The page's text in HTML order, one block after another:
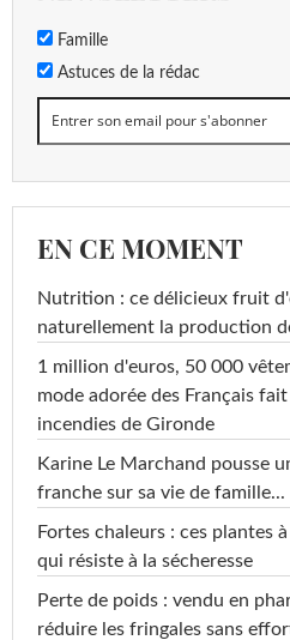
Famille
Astuces de la rédac
EN CE MOMENT
Nutrition : ce délicieux fruit
naturellement la production
1 million d'euros, 50 000
mode adorée des Français
incendies de Gironde
Karine Le Marchand pousse
franche sur sa vie de famille...
Fortes chaleurs : ces plantes
qui résiste à la sécheresse
Perte de poids : vendu en
réduire les fringales sans